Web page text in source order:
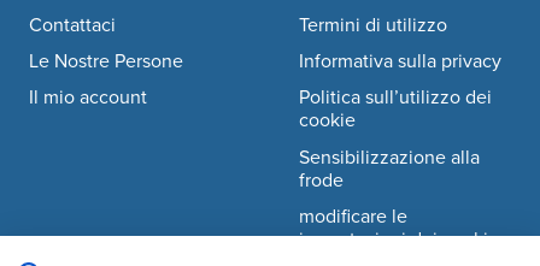
Footer navigation
Contattaci
Le Nostre Persone
Il mio account
Termini di utilizzo
Informativa sulla privacy
Politica sull’utilizzo dei
cookie
Sensibilizzazione alla
frode
modificare le
impostazioni dei cookie